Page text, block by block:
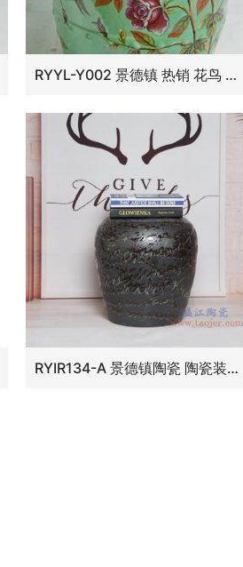
RYYL-Y002 景德镇 热销 花鸟 绿色 中式客厅书房卧室陶瓷鼓凳换鞋凳鼓凳装饰摆
RYIR134-A 景德镇陶瓷 陶瓷装饰鼓凳凉墩坐墩换鞋梳妆圆凳子